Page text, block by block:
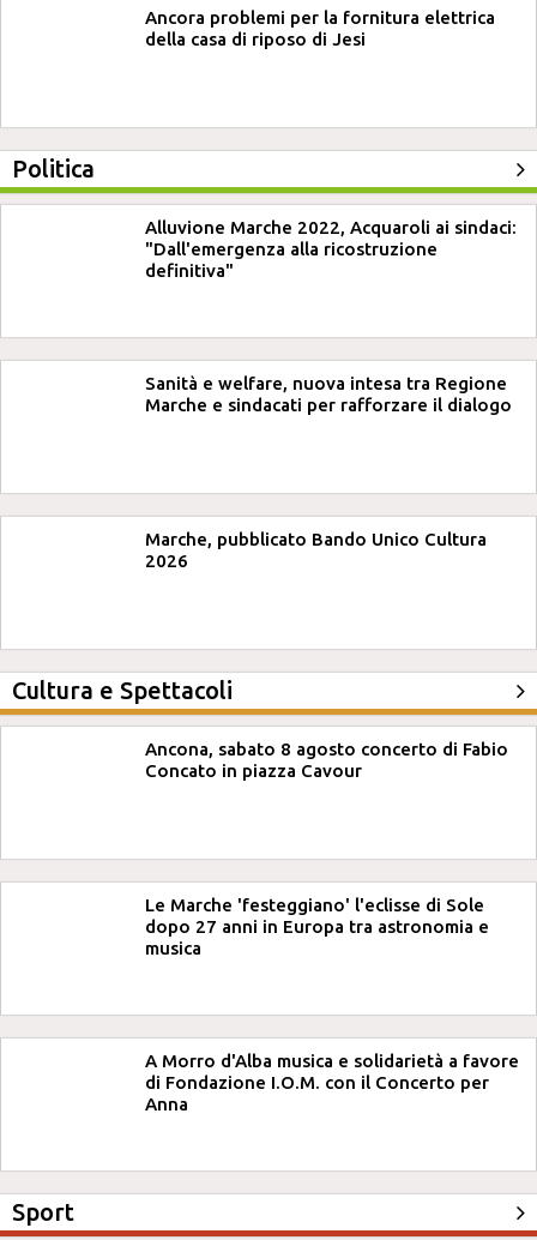
Ancora problemi per la fornitura elettrica
della casa di riposo di Jesi
Politica
Alluvione Marche 2022, Acquaroli ai sindaci:
"Dall'emergenza alla ricostruzione
definitiva"
Sanità e welfare, nuova intesa tra Regione
Marche e sindacati per rafforzare il dialogo
Marche, pubblicato Bando Unico Cultura
2026
Cultura e Spettacoli
Ancona, sabato 8 agosto concerto di Fabio
Concato in piazza Cavour
Le Marche 'festeggiano' l'eclisse di Sole
dopo 27 anni in Europa tra astronomia e
musica
A Morro d'Alba musica e solidarietà a favore
di Fondazione I.O.M. con il Concerto per
Anna
Sport